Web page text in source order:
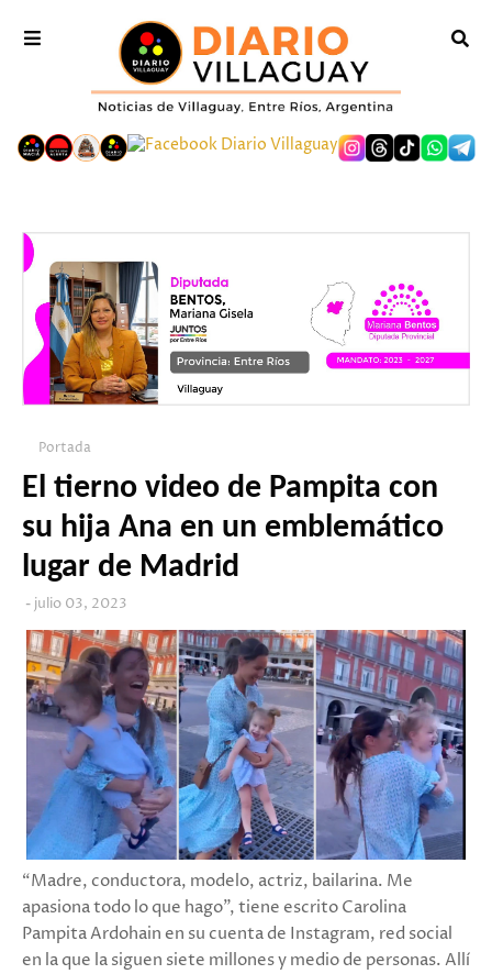
Portada
El tierno video de Pampita con
su hija Ana en un emblemático
lugar de Madrid
julio 03, 2023
“Madre, conductora, modelo, actriz, bailarina. Me
apasiona todo lo que hago”, tiene escrito Carolina
Pampita Ardohain en su cuenta de Instagram, red social
en la que la siguen siete millones y medio de personas. Allí